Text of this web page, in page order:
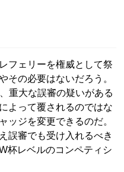
フェリーを権威として祭
その必要はないだろう。
重大な誤審の疑いがある
よって覆されるのではな
ッジを変更できるのだ。
誤審でも受け入れるべき
杯レベルのコンペティシ